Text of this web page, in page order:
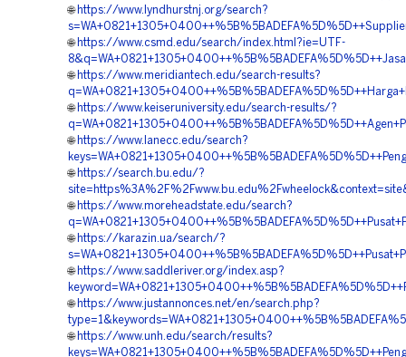
🌐 https://www.lyndhurstnj.org/search?
🌐 https://www.csmd.edu/search/index.html?ie=UTF-
🌐 https://www.meridiantech.edu/search-results?
🌐 https://www.keiseruniversity.edu/search-results/?
🌐 https://www.lanecc.edu/search?
🌐 https://search.bu.edu/?
🌐 https://www.moreheadstate.edu/search?
🌐 https://karazin.ua/search/?
🌐 https://www.saddleriver.org/index.asp?
🌐 https://www.justannonces.net/en/search.php?
🌐 https://www.unh.edu/search/results?